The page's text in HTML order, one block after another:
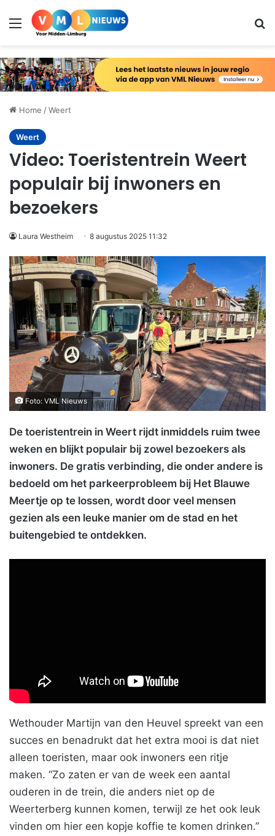
Menu
Home /Weert
Weert
Video: Toeristentrein Weert
populair bij inwoners en
bezoekers
Laura Westheim 8 augustus 2025 11:32
Foto: VML Nieuws
De toeristentrein in Weert rijdt inmiddels ruim twee
weken en blijkt populair bij zowel bezoekers als
inwoners. De gratis verbinding, die onder andere is
bedoeld om het parkeerprobleem bij Het Blauwe
Meertje op te lossen, wordt door veel mensen
gezien als een leuke manier om de stad en het
buitengebied te ontdekken.
Wethouder Martijn van den Heuvel spreekt van een
succes en benadrukt dat het extra mooi is dat niet
alleen toeristen, maar ook inwoners een ritje
maken. “Zo zaten er van de week een aantal
ouderen in de trein, die anders niet op de
Weerterberg kunnen komen, terwijl ze het ook leuk
vinden om hier een kopje koffie te komen drinken.”